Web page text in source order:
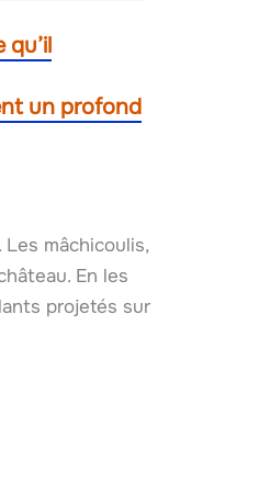
un profond
mâchicoulis,
En les
projetés sur